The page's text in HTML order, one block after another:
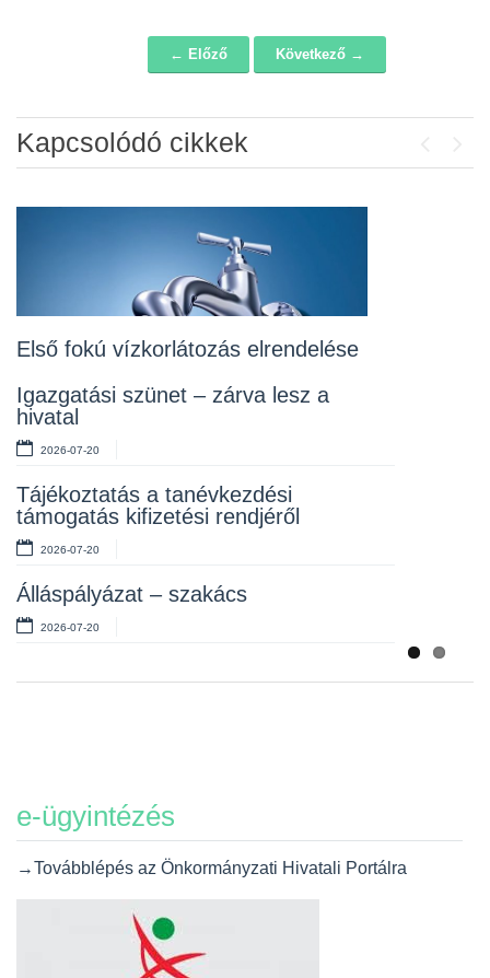
← Előző Következő →
Kapcsolódó cikkek
Első fokú vízkorlátozás elrendelése
Igazgatási szünet – zárva lesz a
hivatal
2026-07-20
Tájékoztatás a tanévkezdési
támogatás kifizetési rendjéről
2026-07-20
Álláspályázat – szakács
2026-07-20
Álláspályázat – konyhai kisegítő
Lakossági fórum az Erzsébet téri
2026-07-10
Rendelet kihirdetése
2026-07-10
Álláspályázat – takarító
2026-07-06
e-ügyintézés
→Továbblépés az Önkormányzati Hivatali Portálra